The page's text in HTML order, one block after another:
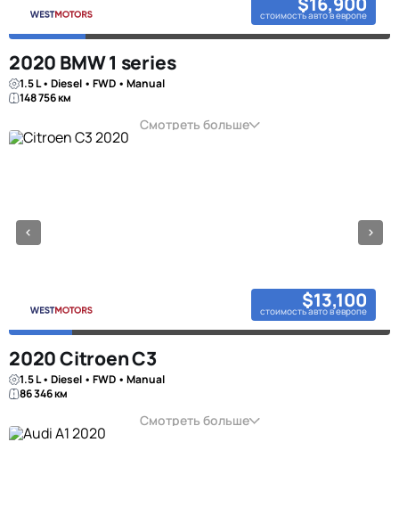
стоимость авто в европе
2020 BMW 1 series
1.5 L • Diesel • FWD • Manual
148 756 км
Смотреть больше
$13,100
стоимость авто в европе
2020 Citroen C3
1.5 L • Diesel • FWD • Manual
86 346 км
Смотреть больше